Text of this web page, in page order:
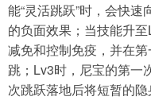
能“灵活跳跃”时，会快
的负面效果；当技能升
减免和控制免疫，并在
跳；Lv3时，尼宝的第一
次跳跃落地后将短暂的隐